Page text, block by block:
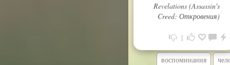
Revelations (Assassin's
Creed: Откровения)
1
воспоминания